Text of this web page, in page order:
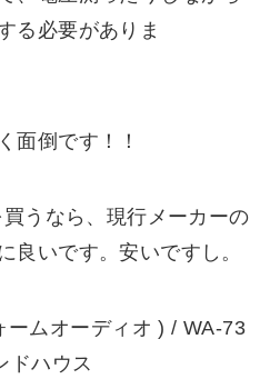
る必要がありま
面倒です！！
うなら、現行メーカーの
良いです。安いですし。